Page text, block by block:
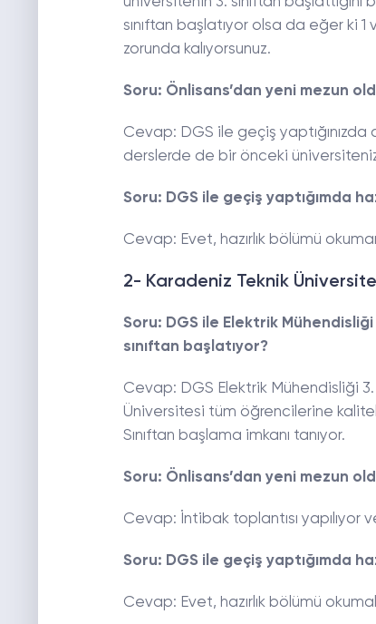
sınıftan başlatıyor olsa da eğer ki 1
zorunda kalıyorsunuz.
Soru: Önlisans’dan yeni mezun
Cevap: DGS ile geçiş yaptığınızda
derslerde de bir önceki
Soru: DGS ile geçiş yaptığımda
Cevap: Evet, hazırlık bölümü
2- Karadeniz Teknik
Soru: DGS ile Elektrik
sınıftan başlatıyor?
Cevap: DGS Elektrik Mühendisliği
Üniversitesi tüm öğrencilerine
Sınıftan başlama imkanı tanıyor.
Soru: Önlisans’dan yeni mezun
Cevap: İntibak toplantısı yapılıyor
Soru: DGS ile geçiş yaptığımda
Cevap: Evet, hazırlık bölümü